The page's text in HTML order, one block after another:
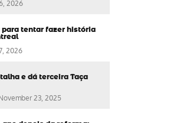
2026
para tentar fazer história
2026
e dá terceira Taça
23, 2025